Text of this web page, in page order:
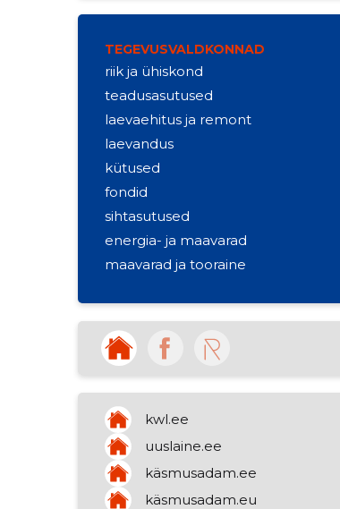
TEGEVUSVALDKONNAD
riik ja ühiskond
teadusasutused
laevaehitus ja remont
laevandus
kütused
fondid
sihtasutused
energia- ja maavarad
maavarad ja tooraine
tehnikaalane tegevus
mootorikütuse hulgimüük
piirkondllikku elu edendav ühendus
gaaside ladustamine
merekalapüük
kinnisvara haldustegevused
kinnisvara rentimine
kütuste, maakide, metallide
vahendamine
kwl.ee
uuslaine.ee
käsmusadam.ee
käsmusadam.eu